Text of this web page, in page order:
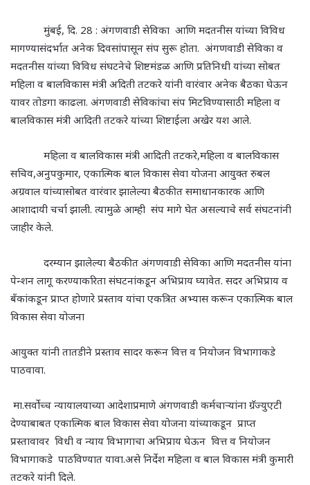
मुंबई, दि. 28 : अंगणवाडी सेविका आणि मदतनीस यांच्या विविध
मागण्यासंदर्भात अनेक दिवसांपासून संप सुरू होता. अंगणवाडी सेविका व
मदतनीस यांच्या विविध संघटनेचे शिष्टमंडळ आणि प्रतिनिधी यांच्या सोबत
महिला व बालविकास मंत्री अदिती तटकरे यांनी वारंवार अनेक बैठका घेऊन
यावर तोडगा काढला. अंगणवाडी सेविकांचा संप मिटविण्यासाठी महिला व
बालविकास मंत्री आदिती तटकरे यांच्या शिष्टाईला अखेर यश आले.
महिला व बालविकास मंत्री आदिती तटकरे,महिला व बालविकास
सचिव,अनुपकुमार, एकात्मिक बाल विकास सेवा योजना आयुक्त रुबल
अग्रवाल यांच्यासोबत वारंवार झालेल्या बैठकीत समाधानकारक आणि
आशादायी चर्चा झाली. त्यामुळे आम्ही संप मागे घेत असल्याचे सर्व संघटनांनी
जाहीर केले.
दरम्यान झालेल्या बैठकीत अंगणवाडी सेविका आणि मदतनीस यांना
पेन्शन लागू करण्याकरिता संघटनांकडून अभिप्राय घ्यावेत. सदर अभिप्राय व
बँकांकडून प्राप्त होणारे प्रस्ताव यांचा एकत्रित अभ्यास करून एकात्मिक बाल
विकास सेवा योजना
आयुक्त यांनी तातडीने प्रस्ताव सादर करून वित्त व नियोजन विभागाकडे
पाठवावा.
मा.सर्वोच्च न्यायालयाच्या आदेशाप्रमाणे अंगणवाडी कर्मचाऱ्यांना ग्रॅज्युएटी
देण्याबाबत एकात्मिक बाल विकास सेवा योजना यांच्याकडून प्राप्त
प्रस्तावावर विधी व न्याय विभागाचा अभिप्राय घेऊन वित्त व नियोजन
विभागाकडे पाठविण्यात यावा.असे निर्देश महिला व बाल विकास मंत्री कुमारी
तटकरे यांनी दिले.